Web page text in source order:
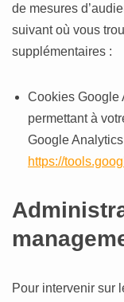
de mesures
suivant où vous
supplémentaires :
Cookies Google
permettant à
Google
https://
Pour intervenir sur